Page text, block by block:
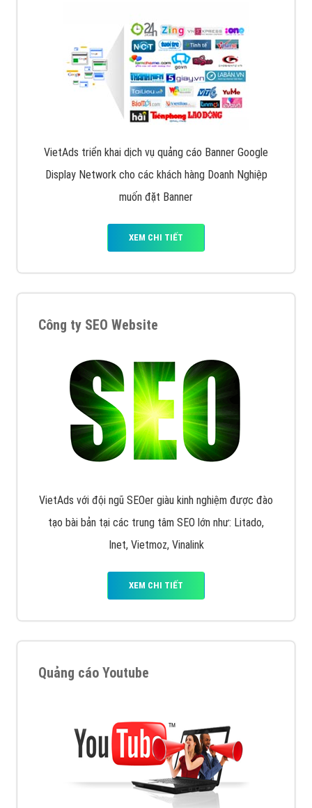
VietAds triển khai dịch vụ quảng cáo Banner Google
Display Network cho các khách hàng Doanh Nghiệp
muốn đặt Banner
XEM CHI TIẾT
Công ty SEO Website
VietAds với đội ngũ SEOer giàu kinh nghiệm được đào
tạo bài bản tại các trung tâm SEO lớn như: Litado,
Inet, Vietmoz, Vinalink
XEM CHI TIẾT
Quảng cáo Youtube